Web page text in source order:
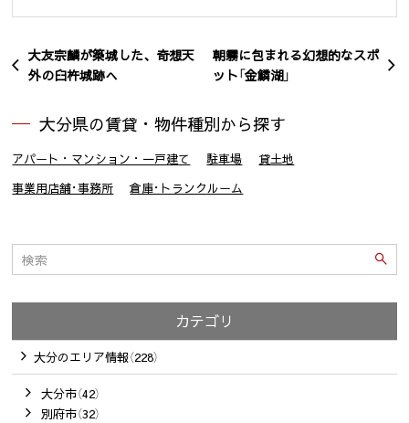
大友宗麟が築城した、奇想天
外の臼杵城跡へ
朝霧に包まれる幻想的なスポ
ット「金鱗湖」
大分県の賃貸・物件種別から探す
アパート・マンション・一戸建て 駐車場
貸土地
事業用店舗･事務所
倉庫･トランクルーム
カテゴリ
大分のエリア情報（228）
大分市（42）
別府市（32）